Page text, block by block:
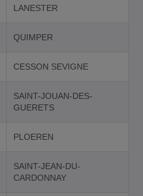
LANESTER
QUIMPER
CESSON SEVIGNE
SAINT-JOUAN-DES-
GUERETS
PLOEREN
SAINT-JEAN-DU-
CARDONNAY